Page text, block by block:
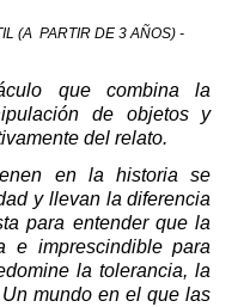
(A PARTIR DE 3 AÑOS) -
que combina la
de objetos y
del relato.
en la historia se
y llevan la diferencia
para entender que la
e imprescindible para
la tolerancia, la
mundo en el que las